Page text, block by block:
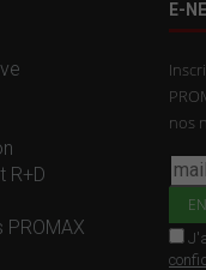
R+D
E-
nos